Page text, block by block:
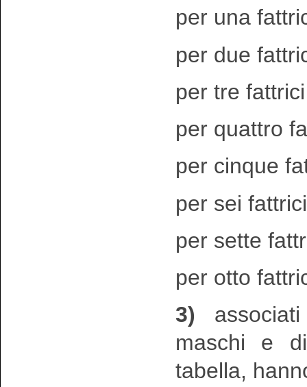
per una
per due
per tre
per quattro
per cinque
per sei
per sette
per otto
3)
maschi e
tabella,